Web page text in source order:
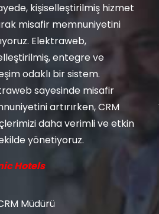
kişiselleştirilmiş hizmet
misafir memnuniyetini
Elektraweb,
entegre ve
odaklı bir sistem.
sayesinde misafir
artırırken, CRM
daha verimli ve etkin
yönetiyoruz.
Hotels
Müdürü